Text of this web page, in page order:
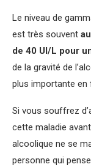
Le niveau de
est très souvent
de 40 UI/L pour
de la gravité de
plus importante
Si vous souffrez
cette maladie
alcoolique ne se
personne qui